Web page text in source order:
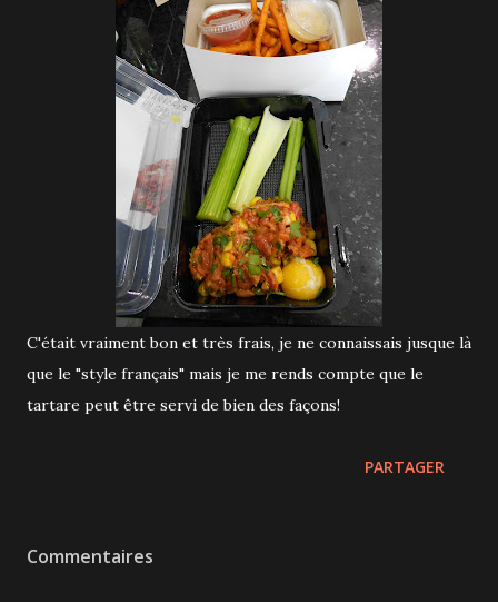
C'était vraiment bon et très frais, je ne connaissais jusque là
que le "style français" mais je me rends compte que le
tartare peut être servi de bien des façons!
PARTAGER
Commentaires